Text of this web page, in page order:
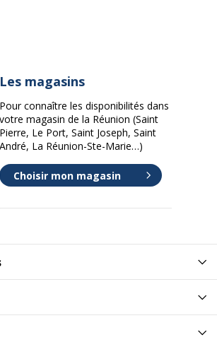
Les magasins
Pour connaître les disponibilités dans
votre magasin de la Réunion (Saint
Pierre, Le Port, Saint Joseph, Saint
André, La Réunion-Ste-Marie…)
Choisir mon magasin